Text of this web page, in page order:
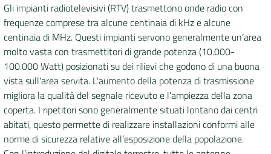
Gli impianti radiotelevisivi (RTV) trasmettono onde radio con
frequenze comprese tra alcune centinaia di kHz e alcune
centinaia di MHz. Questi impianti servono generalmente un’area
molto vasta con trasmettitori di grande potenza (10.000-
100.000 Watt) posizionati su dei rilievi che godono di una buona
vista sull'area servita. L'aumento della potenza di trasmissione
migliora la qualità del segnale ricevuto e l'ampiezza della zona
coperta. I ripetitori sono generalmente situati lontano dai centri
abitati, questo permette di realizzare installazioni conformi alle
norme di sicurezza relative all’esposizione della popolazione.